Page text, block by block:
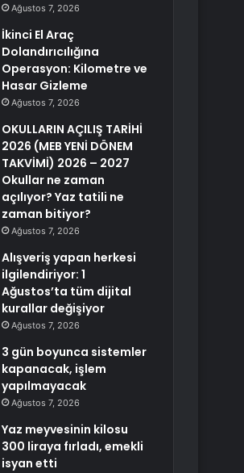
Ağustos 7, 2026
İkinci El Araç
Dolandırıcılığına
Operasyon: Kilometre ve
Hasar Gizleme
Ağustos 7, 2026
OKULLARIN AÇILIŞ TARİHİ
2026 (MEB YENİ DÖNEM
TAKVİMİ) 2026 – 2027
Okullar ne zaman
açılıyor? Yaz tatili ne
zaman bitiyor?
Ağustos 7, 2026
Alışveriş yapan herkesi
ilgilendiriyor: 1
Ağustos’ta tüm dijital
kurallar değişiyor
Ağustos 7, 2026
3 gün boyunca sistemler
kapanacak, işlem
yapılmayacak
Ağustos 7, 2026
Yaz meyvesinin kilosu
300 liraya fırladı, emekli
isyan etti